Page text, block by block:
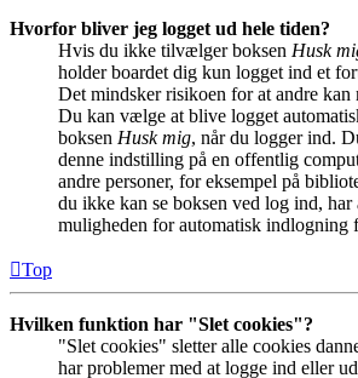
Hvorfor bliver jeg logget ud hele tiden?
Hvis du ikke tilvælger boksen Husk
holder boardet dig kun logget ind et
Det mindsker risikoen for at andre kan
Du kan vælge at blive logget
boksen Husk mig, når du logger ind.
denne indstilling på en offentlig
andre personer, for eksempel på
du ikke kan se boksen ved log ind, har
muligheden for automatisk indlogning
Top
Hvilken funktion har "Slet cookies"?
"Slet cookies" sletter alle cookies
har problemer med at logge ind eller